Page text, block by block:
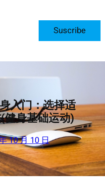
Suscribe
入门：选择适
健身基础运动)
10 月 10 日